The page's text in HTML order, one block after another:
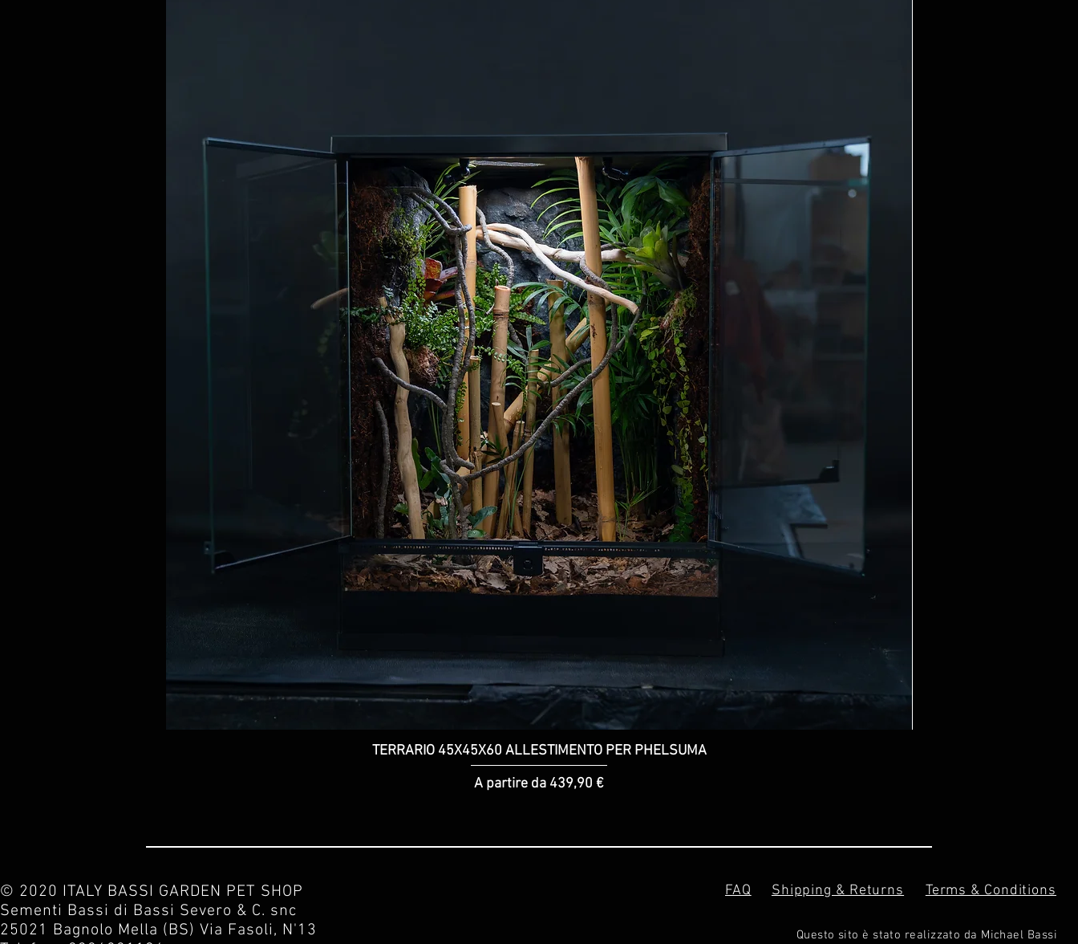
Vista rapida
TERRARIO 45X45X60 ALLESTIMENTO PER PHELSUMA
A partire da 439,90 €
Prezzo scontato
© 2020 ITALY BASSI GARDEN PET SHOP
Sementi Bassi di Bassi Severo & C. snc
25021 Bagnolo Mella (BS) Via Fasoli, N'13
FAQ Shipping & Returns Terms & Conditions
Questo sito è stato realizzato da Michael Bassi